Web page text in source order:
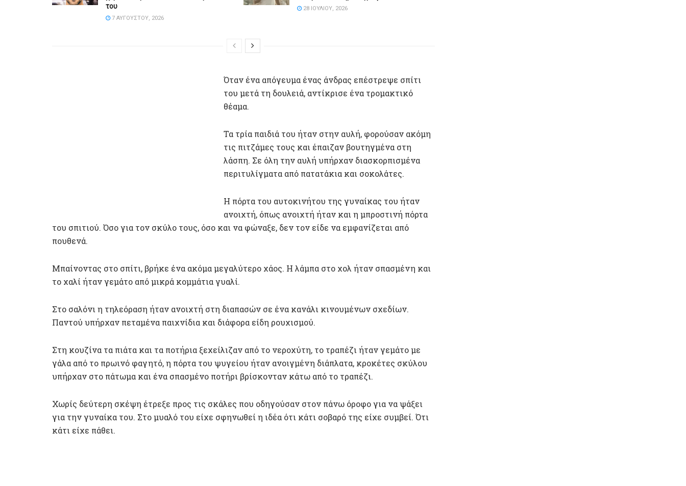
του
7 ΑΥΓΟΎΣΤΟΥ, 2026
28 ΙΟΥΛΊΟΥ, 2026
Όταν ένα απόγευμα ένας άνδρας επέστρεψε σπίτι
του μετά τη δουλειά, αντίκρισε ένα τρομακτικό
θέαμα.
Τα τρία παιδιά του ήταν στην αυλή, φορούσαν ακόμη
τις πιτζάμες τους και έπαιζαν βουτηγμένα στη
λάσπη. Σε όλη την αυλή υπήρχαν διασκορπισμένα
περιτυλίγματα από πατατάκια και σοκολάτες.
Η πόρτα του αυτοκινήτου της γυναίκας του ήταν
ανοιχτή, όπως ανοιχτή ήταν και η μπροστινή πόρτα
του σπιτιού. Όσο για τον σκύλο τους, όσο και να φώναξε, δεν τον είδε να εμφανίζεται από
πουθενά.
Μπαίνοντας στο σπίτι, βρήκε ένα ακόμα μεγαλύτερο χάος. Η λάμπα στο χολ ήταν σπασμένη και
το χαλί ήταν γεμάτο από μικρά κομμάτια γυαλί.
Στο σαλόνι η τηλεόραση ήταν ανοιχτή στη διαπασών σε ένα κανάλι κινουμένων σχεδίων.
Παντού υπήρχαν πεταμένα παιχνίδια και διάφορα είδη ρουχισμού.
Στη κουζίνα τα πιάτα και τα ποτήρια ξεχείλιζαν από το νεροχύτη, το τραπέζι ήταν γεμάτο με
γάλα από το πρωινό φαγητό, η πόρτα του ψυγείου ήταν ανοιγμένη διάπλατα, κροκέτες σκύλου
υπήρχαν στο πάτωμα και ένα σπασμένο ποτήρι βρίσκονταν κάτω από το τραπέζι.
Χωρίς δεύτερη σκέψη έτρεξε προς τις σκάλες που οδηγούσαν στον πάνω όροφο για να ψάξει
για την γυναίκα του. Στο μυαλό του είχε σφηνωθεί η ιδέα ότι κάτι σοβαρό της είχε συμβεί. Ότι
κάτι είχε πάθει.